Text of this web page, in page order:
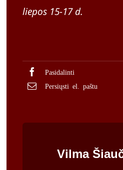
liepos 15-17 d.
Pasidalinti
Persiųsti el. paštu
Vilma